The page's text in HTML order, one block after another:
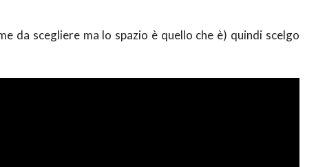
da scegliere ma lo spazio è quello che è) quindi scelgo